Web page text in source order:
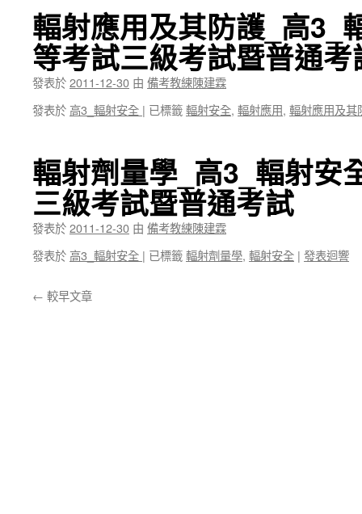
輻射應用及其防護_高3_
等考試三級考試暨普通考
發表於2011-12-30 由 備考教練陳建霖
發表於 高3_輻射安全 | 已標籤輻射安全, 輻射應用, 輻射應用及其
輻射劑量學_高3_輻射安
三級考試暨普通考試
發表於2011-12-30 由 備考教練陳建霖
發表於 高3_輻射安全 | 已標籤輻射劑量學, 輻射安全 | 發表迴響
← 較早文章